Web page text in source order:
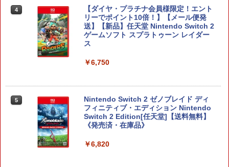
4
【ダイヤ・プラチナ会員様限定！エント
リーでポイント10倍！】【メール便発
送】【新品】任天堂 Nintendo Switch 2
ゲームソフト スプラトゥーン レイダー
ス
￥6,750
5
Nintendo Switch 2 ゼノブレイド ディ
フィニティブ・エディション Nintendo
Switch 2 Edition[任天堂]【送料無料】
《発売済・在庫品》
￥6,820